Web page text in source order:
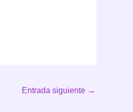
Entrada siguiente →